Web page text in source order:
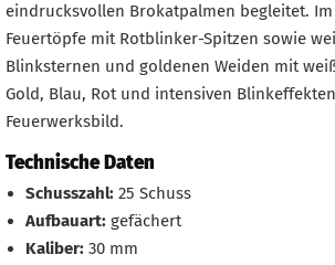
eindrucksvollen Brokatpalmen begleitet.
Feuertöpfe mit Rotblinker-Spitzen sowie
Blinksternen und goldenen Weiden mit
Gold, Blau, Rot und intensiven
Feuerwerksbild.
Technische Daten
Schusszahl: 25 Schuss
Aufbauart: gefächert
Kaliber: 30 mm